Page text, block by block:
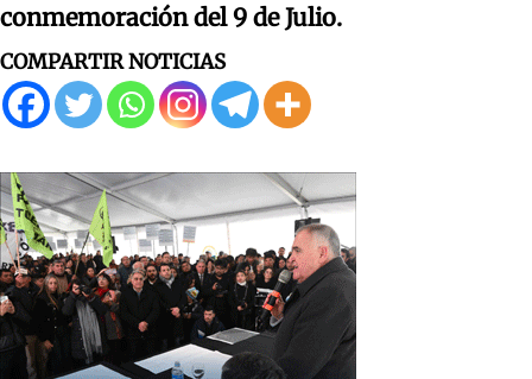
conmemoración del 9 de Julio.
COMPARTIR NOTICIAS